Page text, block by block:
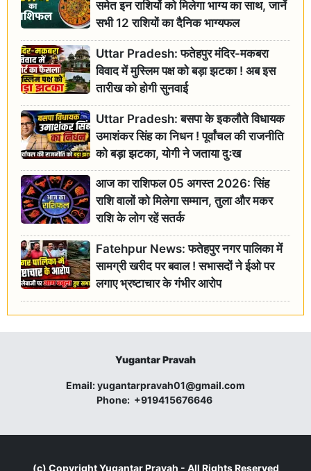
समेत इन राशियों को मिलेगा भाग्य का साथ, जानें
सभी 12 राशियों का दैनिक भाग्यफल
Uttar Pradesh: फतेहपुर मंदिर-मकबरा
विवाद में मुस्लिम पक्ष को बड़ा झटका ! अब इस
तारीख को होगी सुनवाई
Uttar Pradesh: बसपा के इकलौते विधायक
उमाशंकर सिंह का निधन ! पूर्वांचल की राजनीति
को बड़ा झटका, योगी ने जताया दुःख
आज का राशिफल 05 अगस्त 2026: सिंह
राशि वालों को मिलेगा सम्मान, तुला और मकर
राशि के लोग रहें सतर्क
Fatehpur News: फतेहपुर नगर पालिका में
सामग्री खरीद पर बवाल ! सभासदों ने ईओ पर
लगाए भ्रष्टाचार के गंभीर आरोप
Yugantar Pravah
Email:yugantarpravah01@gmail.com
Phone: +919415676646
(c) CopyrightYugantar Pravah - All Rights Reserved